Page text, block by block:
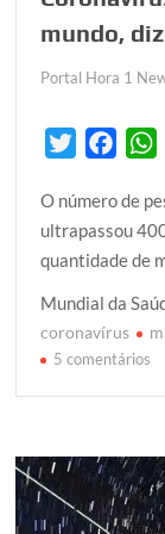
mundo,
Portal Hora 1
i
t
t
e
r
c
e
b
o
o
k
t
s
O número de
ultrapassou
quantidade de
Mundial da
coronavírus
5 comentários
o